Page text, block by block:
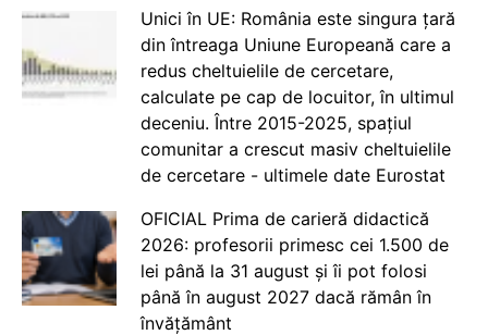
Unici în UE: România este singura țară
din întreaga Uniune Europeană care a
redus cheltuielile de cercetare,
calculate pe cap de locuitor, în ultimul
deceniu. Între 2015-2025, spațiul
comunitar a crescut masiv cheltuielile
de cercetare - ultimele date Eurostat
OFICIAL Prima de carieră didactică
2026: profesorii primesc cei 1.500 de
lei până la 31 august și îi pot folosi
până în august 2027 dacă rămân în
învățământ